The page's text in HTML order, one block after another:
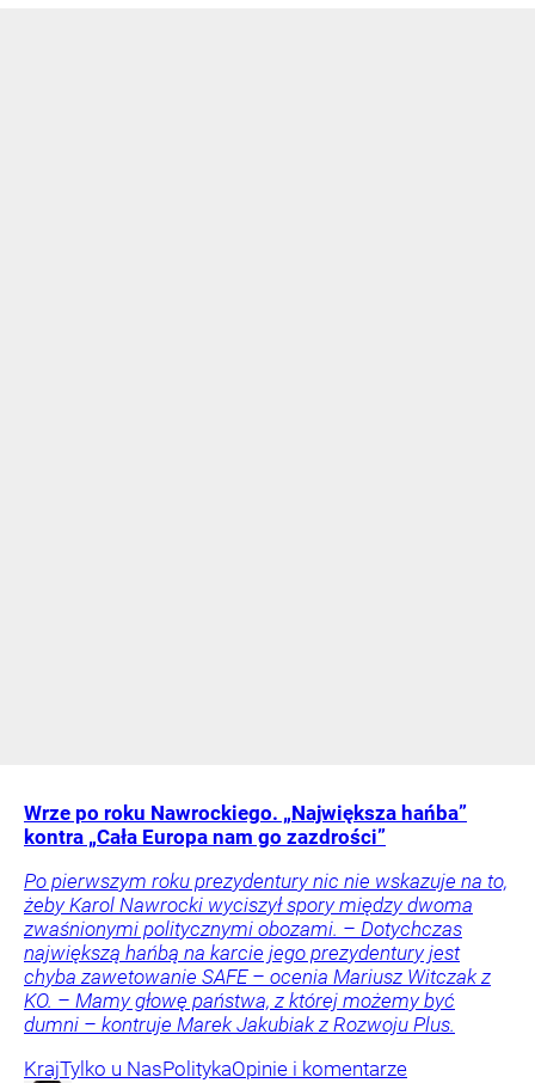
Wrze po roku Nawrockiego. „Największa hańba”
kontra „Cała Europa nam go zazdrości”
Po pierwszym roku prezydentury nic nie wskazuje na to,
żeby Karol Nawrocki wyciszył spory między dwoma
zwaśnionymi politycznymi obozami. – Dotychczas
największą hańbą na karcie jego prezydentury jest
chyba zawetowanie SAFE – ocenia Mariusz Witczak z
KO. – Mamy głowę państwa, z której możemy być
dumni – kontruje Marek Jakubiak z Rozwoju Plus.
KrajTylko u NasPolitykaOpinie i komentarze